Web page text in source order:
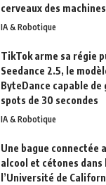
cerveaux des machines
IA & Robotique
TikTok arme sa régie
Seedance 2.5, le
ByteDance capable de
spots de 30 secondes
IA & Robotique
Une bague connectée
alcool et cétones dans
l’Université de